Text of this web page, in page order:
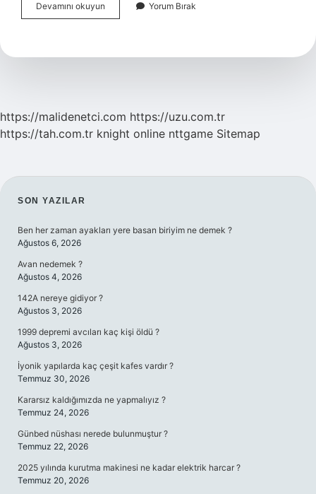
Devamını okuyun
Araliklari
Yorum Bırak
https://malidenetci.com https://uzu.com.tr
https://tah.com.tr knight online nttgame Sitemap
SIDEBAR
SON YAZILAR
Ben her zaman ayakları yere basan biriyim ne demek ?
Ağustos 6, 2026
Avan nedemek ?
Ağustos 4, 2026
142A nereye gidiyor ?
Ağustos 3, 2026
1999 depremi avcıları kaç kişi öldü ?
Ağustos 3, 2026
İyonik yapılarda kaç çeşit kafes vardır ?
Temmuz 30, 2026
Kararsız kaldığımızda ne yapmalıyız ?
Temmuz 24, 2026
Günbed nüshası nerede bulunmuştur ?
Temmuz 22, 2026
2025 yılında kurutma makinesi ne kadar elektrik harcar ?
Temmuz 20, 2026